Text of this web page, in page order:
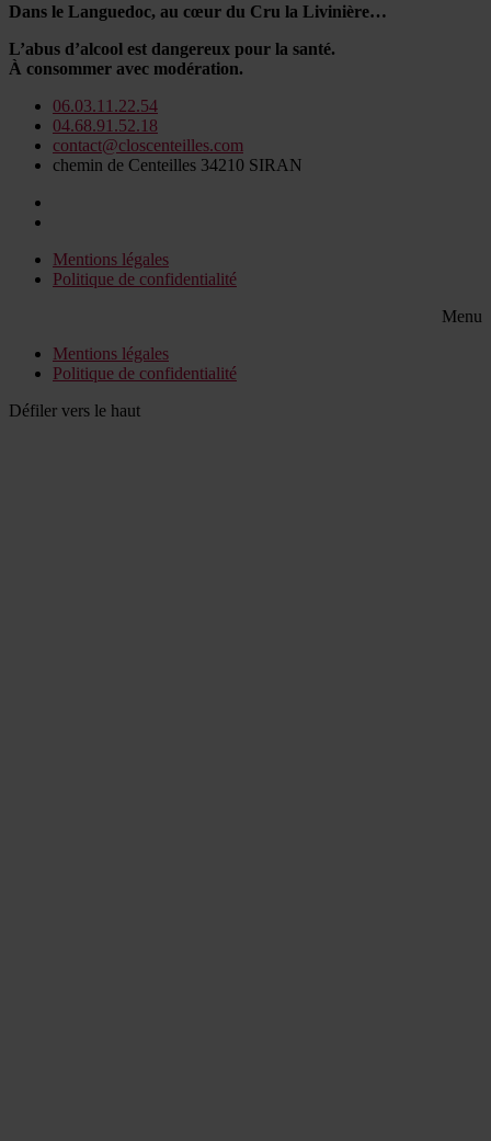
Dans le Languedoc, au cœur du Cru la Livinière…
L’abus d’alcool est dangereux pour la santé.
À consommer avec modération.
06.03.11.22.54
04.68.91.52.18
contact@closcenteilles.com
chemin de Centeilles 34210 SIRAN
Mentions légales
Politique de confidentialité
Menu
Mentions légales
Politique de confidentialité
Défiler vers le haut